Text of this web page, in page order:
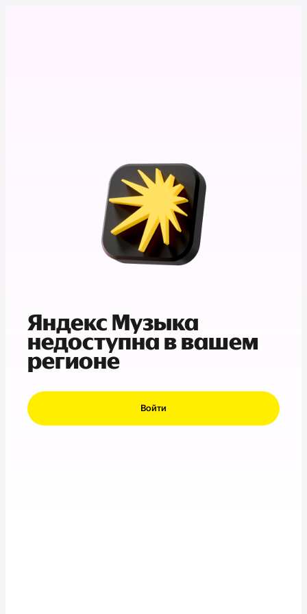
Яндекс Музыка
недоступна в вашем
регионе
Войти